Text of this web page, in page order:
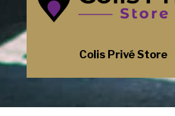
Colis Privé Store